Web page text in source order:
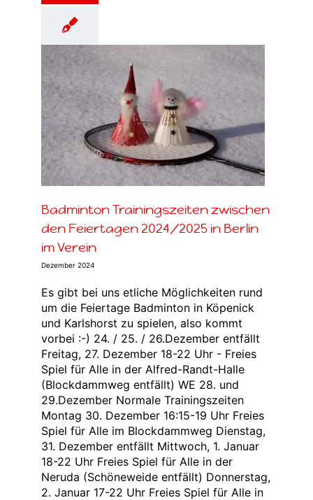
Badminton Trainingszeiten zwischen
den Feiertagen 2024/2025 in Berlin
im Verein
Dezember 2024
Es gibt bei uns etliche Möglichkeiten rund
um die Feiertage Badminton in Köpenick
und Karlshorst zu spielen, also kommt
vorbei :-) 24. / 25. / 26.Dezember entfällt
Freitag, 27. Dezember 18-22 Uhr - Freies
Spiel für Alle in der Alfred-Randt-Halle
(Blockdammweg entfällt) WE 28. und
29.Dezember Normale Trainingszeiten
Montag 30. Dezember 16:15-19 Uhr Freies
Spiel für Alle im Blockdammweg Dienstag,
31. Dezember entfällt Mittwoch, 1. Januar
18-22 Uhr Freies Spiel für Alle in der
Neruda (Schöneweide entfällt) Donnerstag,
2. Januar 17-22 Uhr Freies Spiel für Alle in